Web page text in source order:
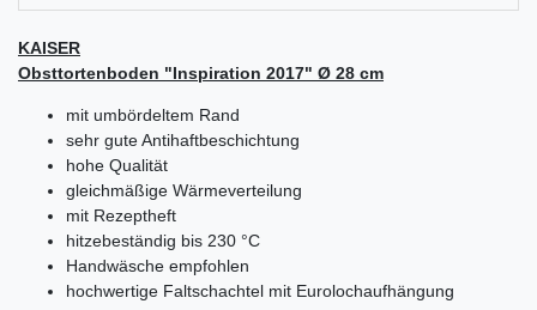
KAISER
Obsttortenboden "Inspiration 2017" Ø 28 cm
mit umbördeltem Rand
sehr gute Antihaftbeschichtung
hohe Qualität
gleichmäßige Wärmeverteilung
mit Rezeptheft
hitzebeständig bis 230 °C
Handwäsche empfohlen
hochwertige Faltschachtel mit Eurolochaufhängung